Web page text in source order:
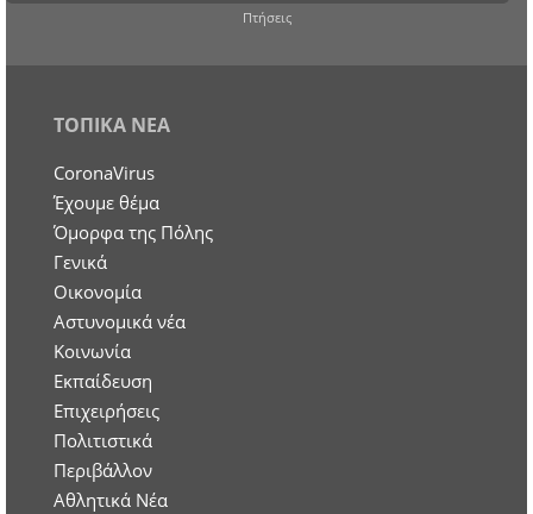
Πτήσεις
ΤΟΠΙΚΑ ΝΕΑ
CoronaVirus
Έχουμε θέμα
Όμορφα της Πόλης
Γενικά
Οικονομία
Aστυνομικά νέα
Κοινωνία
Εκπαίδευση
Επιχειρήσεις
Πολιτιστικά
Περιβάλλον
Αθλητικά Νέα